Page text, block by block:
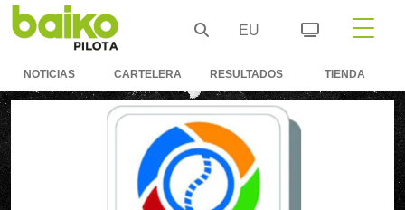
EU
NOTICIAS CARTELERA RESULTADOS TIENDA